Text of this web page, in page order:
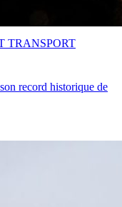
record historique de
TRANSPORT